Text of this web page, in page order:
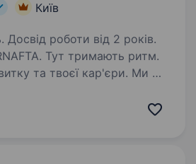
Київ
Досвід роботи від 2 років.
та твоєї кар'єри. Ми —
свердловин, майже 700